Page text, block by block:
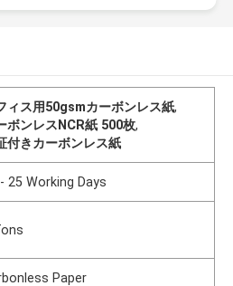
ィス用50gsmカーボンレス紙,
ボンレスNCR紙 500枚,
付きカーボンレス紙
25 Working Days
Paper